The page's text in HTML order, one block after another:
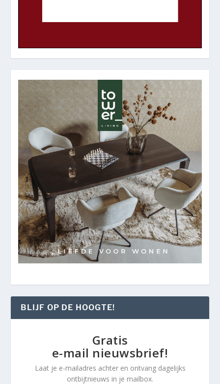
BLIJF OP DE HOOGTE!
Gratis
e-mail nieuwsbrief!
Laat je e-mailadres achter en ontvang dagelijks
ontbijtnieuws in je mailbox.